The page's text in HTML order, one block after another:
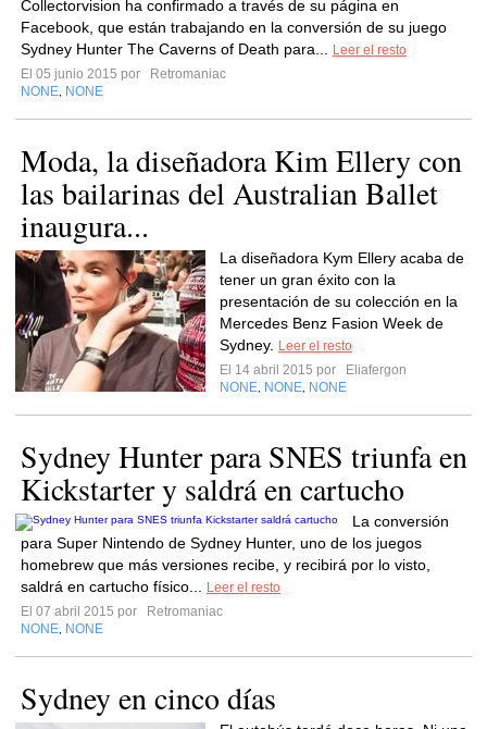
Collectorvision ha confirmado a través de su página en
Facebook, que están trabajando en la conversión de su juego
Sydney Hunter The Caverns of Death para...
Leer el resto
El 05 junio 2015 por
Retromaniac
NONE NONE
Moda, la diseñadora Kim Ellery con
las bailarinas del Australian Ballet
inaugura...
La diseñadora Kym Ellery acaba de
tener un gran éxito con la
presentación de su colección en la
Mercedes Benz Fasion Week de
Sydney.
Leer el resto
El 14 abril 2015 por
Eliafergon
NONE NONE NONE
Sydney Hunter para SNES triunfa en
Kickstarter y saldrá en cartucho
La conversión
para Super Nintendo de Sydney Hunter, uno de los juegos
homebrew que más versiones recibe, y recibirá por lo visto,
saldrá en cartucho físico...
Leer el resto
El 07 abril 2015 por
Retromaniac
NONE NONE
Sydney en cinco días